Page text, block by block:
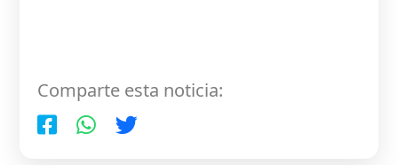
Comparte esta noticia: